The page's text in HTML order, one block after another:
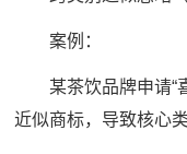
案例：
某茶饮品牌申请“喜
近似商标，导致核心